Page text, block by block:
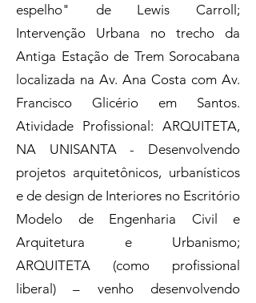
espelho" de Lewis Carroll;
Intervenção Urbana no trecho da
Antiga Estação de Trem Sorocabana
localizada na Av. Ana Costa com Av.
Francisco Glicério em Santos.
Atividade Profissional: ARQUITETA,
NA UNISANTA - Desenvolvendo
projetos arquitetônicos, urbanísticos
e de design de Interiores no Escritório
Modelo de Engenharia Civil e
Arquitetura e Urbanismo;
ARQUITETA (como profissional
liberal) – venho desenvolvendo